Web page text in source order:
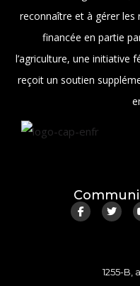
reconnaître et à gérer les
financée en partie
l’agriculture, une initiative
reçoit un soutien
1255-B,